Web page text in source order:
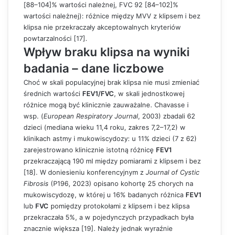
[88–104]% wartości należnej, FVC 92 [84–102]%
wartości należnej): różnice między MVV z klipsem i bez
klipsa nie przekraczały akceptowalnych kryteriów
powtarzalności [17].
Wpływ braku klipsa na wyniki
badania – dane liczbowe
Choć w skali populacyjnej brak klipsa nie musi zmieniać
średnich wartości FEV1/FVC, w skali jednostkowej
różnice mogą być klinicznie zauważalne. Chavasse i
wsp. (European Respiratory Journal, 2003) zbadali 62
dzieci (mediana wieku 11,4 roku, zakres 7,2–17,2) w
klinikach astmy i mukowiscydozy: u 11% dzieci (7 z 62)
zarejestrowano klinicznie istotną różnicę FEV1
przekraczającą 190 ml między pomiarami z klipsem i bez
[18]. W doniesieniu konferencyjnym z Journal of Cystic
Fibrosis (P196, 2023) opisano kohortę 25 chorych na
mukowiscydozę, w której u 16% badanych różnica FEV1
lub FVC pomiędzy protokołami z klipsem i bez klipsa
przekraczała 5%, a w pojedynczych przypadkach była
znacznie większa [19]. Należy jednak wyraźnie